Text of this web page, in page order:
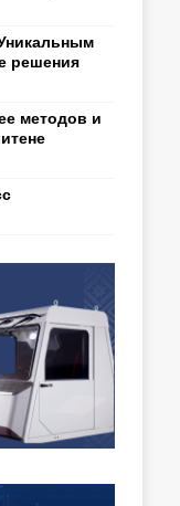
решения
методов и